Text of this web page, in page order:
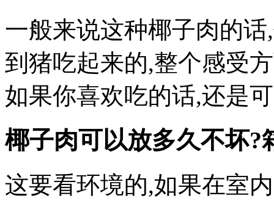
一般来说这种椰子肉的
到猪吃起来的,整个感受
如果你喜欢吃的话,还是
椰子肉可以放多久不坏?
这要看环境的,如果在室